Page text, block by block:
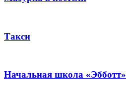
Такси
Начальная школа «Эбботт»